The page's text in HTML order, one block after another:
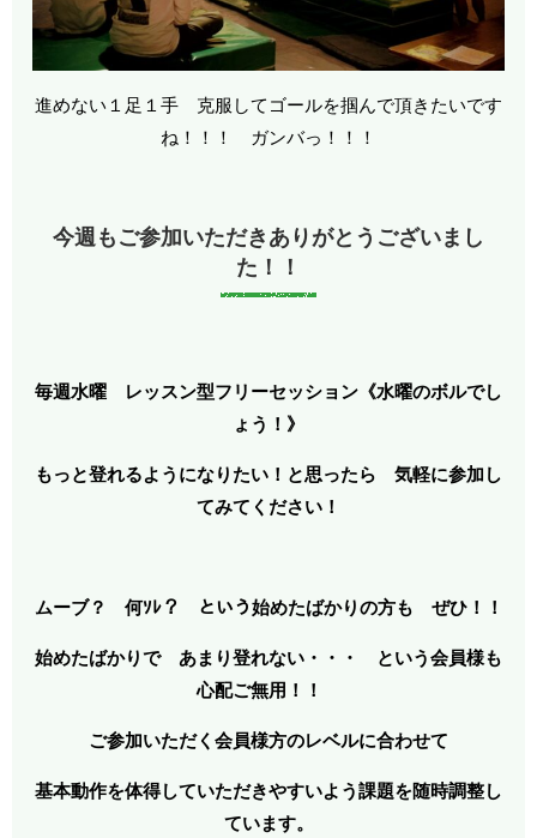
進めない１足１手 克服してゴールを掴んで頂きたいです
ね！！！ ガンバっ！！！
今週もご参加いただきありがとうございまし
た！！
毎週水曜 レッスン型フリーセッション《水曜のボルでし
ょう！》
もっと登れるようになりたい！と思ったら 気軽に参加し
てみてください！
ムーブ？ 何ｿﾚ？ という始めたばかりの方も ぜひ！！
始めたばかりで あまり登れない・・・ という会員様も
心配ご無用！！
ご参加いただく会員様方のレベルに合わせて
基本動作を体得していただきやすいよう課題を随時調整し
ています。